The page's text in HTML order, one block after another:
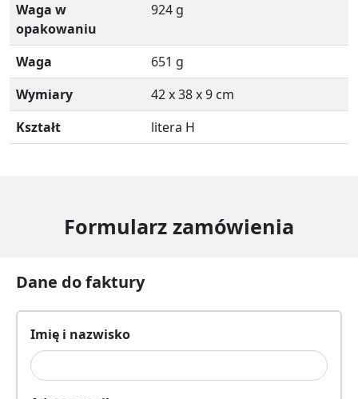
Waga w
opakowaniu
924 g
Waga
651 g
Wymiary
42 x 38 x 9 cm
Kształt
litera H
Formularz zamówienia
Dane do faktury
Imię i nazwisko